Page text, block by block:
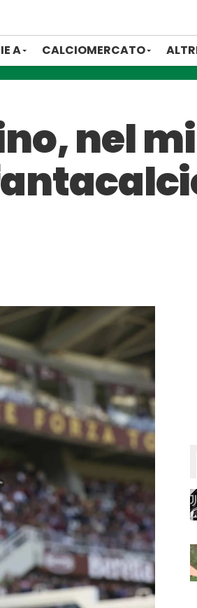
A CALCIOMERCATO
nel